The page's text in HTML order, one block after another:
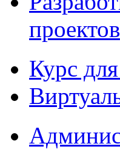
проектов
Курс